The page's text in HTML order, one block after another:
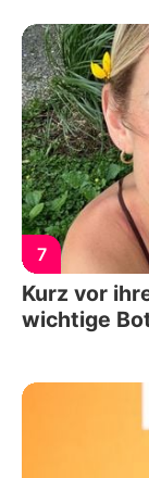
7
Kurz vor
wichtige